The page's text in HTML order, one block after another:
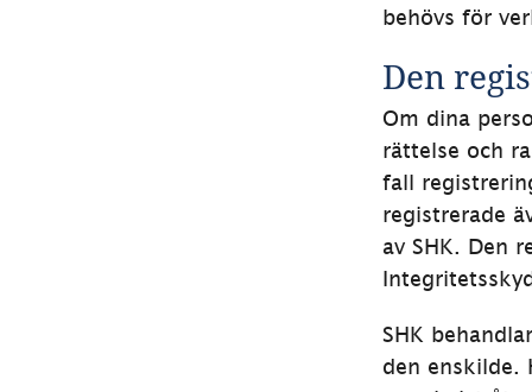
behövs för
Den
Om dina
rättelse och
fall
registrerade
av SHK. Den
SHK
den enskilde.